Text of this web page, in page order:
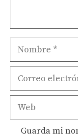
Nombre
Correo
Web
Guarda mi